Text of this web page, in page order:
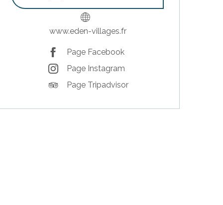
www.eden-villages.fr
Page Facebook
Page Instagram
Page Tripadvisor